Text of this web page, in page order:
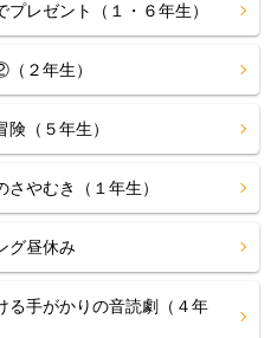
レゼント（１・６年生）
２年生）
（５年生）
やむき（１年生）
グ昼休み
る手がかりの音読劇（４年